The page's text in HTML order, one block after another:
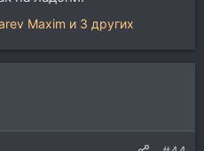
Maxim и 3 других